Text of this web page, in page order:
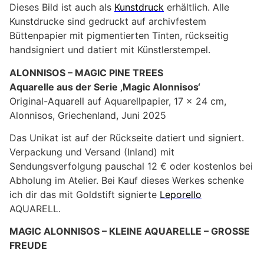
Dieses Bild ist auch als Kunstdruck erhältlich. Alle
Kunstdrucke sind gedruckt auf archivfestem
Büttenpapier mit pigmentierten Tinten, rückseitig
handsigniert und datiert mit Künstlerstempel.
ALONNISOS – MAGIC PINE TREES
Aquarelle aus der Serie ‚Magic Alonnisos‘
Original-Aquarell auf Aquarellpapier, 17 x 24 cm,
Alonnisos, Griechenland, Juni 2025
Das Unikat ist auf der Rückseite datiert und signiert.
Verpackung und Versand (Inland) mit
Sendungsverfolgung pauschal 12 € oder kostenlos bei
Abholung im Atelier. Bei Kauf dieses Werkes schenke
ich dir das mit Goldstift signierte Leporello
AQUARELL.
MAGIC ALONNISOS – KLEINE AQUARELLE – GROSSE
FREUDE